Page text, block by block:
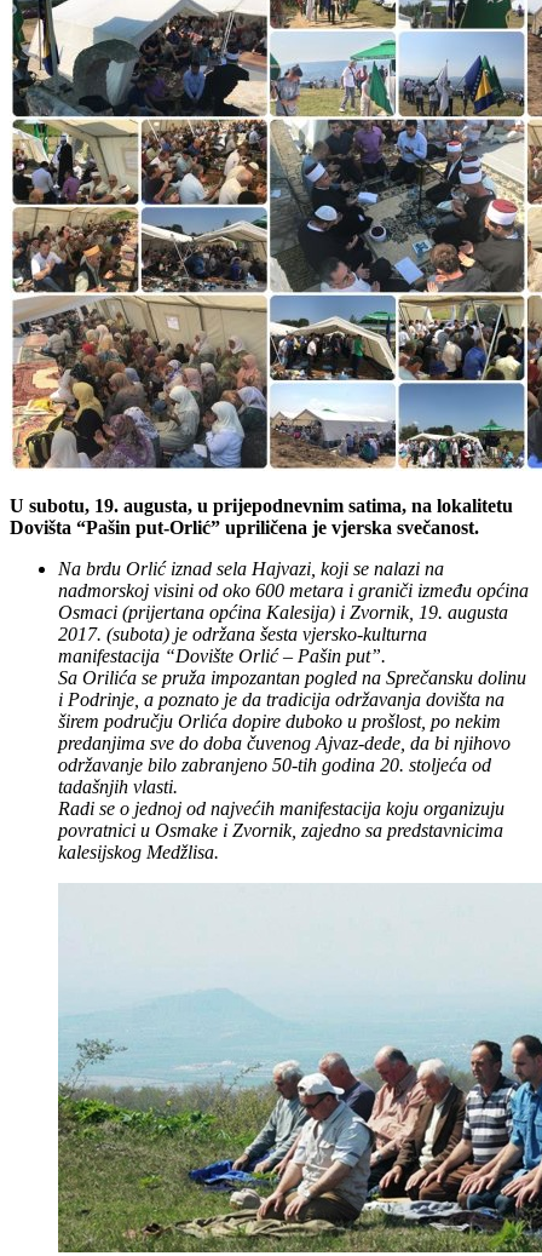
U subotu, 19. augusta, u prijepodnevnim satima, na lokalitetu
Dovišta “Pašin put-Orlić” upriličena je vjerska svečanost.
Na brdu Orlić iznad sela Hajvazi, koji se nalazi na
nadmorskoj visini od oko 600 metara i graniči između općina
Osmaci (prijertana općina Kalesija) i Zvornik, 19. augusta
2017. (subota) je održana šesta vjersko-kulturna
manifestacija “Dovište Orlić – Pašin put”.
Sa Orilića se pruža impozantan pogled na Sprečansku dolinu
i Podrinje, a poznato je da tradicija održavanja dovišta na
širem području Orlića dopire duboko u prošlost, po nekim
predanjima sve do doba čuvenog Ajvaz-dede, da bi njihovo
održavanje bilo zabranjeno 50-tih godina 20. stoljeća od
tadašnjih vlasti.
Radi se o jednoj od najvećih manifestacija koju organizuju
povratnici u Osmake i Zvornik, zajedno sa predstavnicima
kalesijskog Medžlisa.